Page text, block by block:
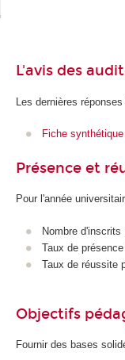
L'avis des
Les dernières
Fiche
Présence et
Pour l'année
Nombre d'inscrits
Taux de
Taux de réussite
Objectifs
Fournir des bases